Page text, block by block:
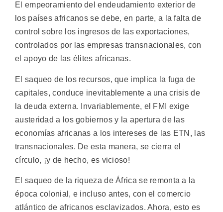
El empeoramiento del endeudamiento exterior de
los países africanos se debe, en parte, a la falta de
control sobre los ingresos de las exportaciones,
controlados por las empresas transnacionales, con
el apoyo de las élites africanas.
El saqueo de los recursos, que implica la fuga de
capitales, conduce inevitablemente a una crisis de
la deuda externa. Invariablemente, el FMI exige
austeridad a los gobiernos y la apertura de las
economías africanas a los intereses de las ETN, las
transnacionales. De esta manera, se cierra el
círculo, ¡y de hecho, es vicioso!
El saqueo de la riqueza de África se remonta a la
época colonial, e incluso antes, con el comercio
atlántico de africanos esclavizados. Ahora, esto es